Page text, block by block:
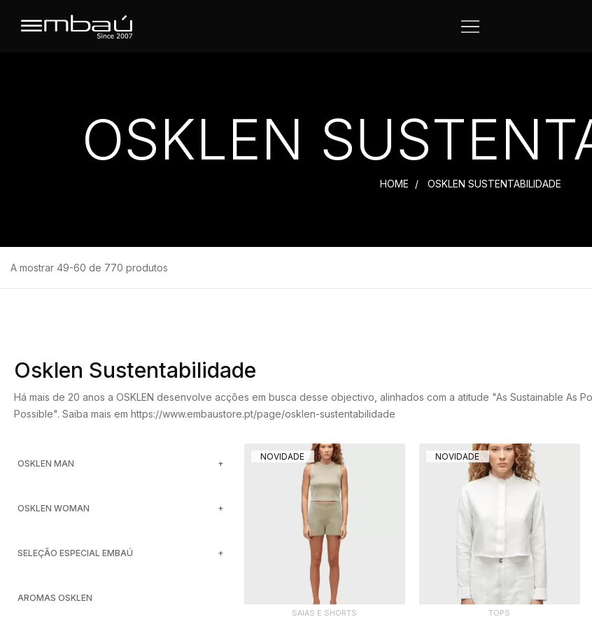
OSKLEN
HOME OSKLEN SUSTENTABILIDADE
A mostrar 49-60 de 770 produtos
Osklen Sustentabilidade
Há mais de 20 anos a OSKLEN desenvolve acções em busca desse objectivo, alinhados com a atitude "As Sustainable As
Possible". Saiba mais em https://www.embaustore.pt/page/osklen-sustentabilidade
OSKLEN MAN
OSKLEN WOMAN
SELEÇÃO ESPECIAL EMBAÚ
AROMAS OSKLEN
NOVIDADE
SAIAS E SHORTS
NOVIDADE
TOPS